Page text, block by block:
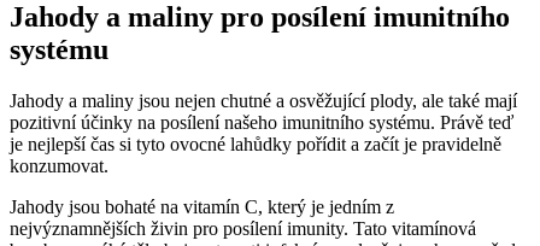
Jahody a maliny pro posílení imunitního
systému
Jahody a maliny jsou nejen chutné a osvěžující plody, ale také mají
pozitivní účinky na posílení našeho imunitního systému. Právě teď
je nejlepší čas si tyto ovocné lahůdky pořídit a začít je pravidelně
konzumovat.
Jahody jsou bohaté na vitamín C, který je jedním z
nejvýznamnějších živin pro posílení imunity. Tato vitamínová